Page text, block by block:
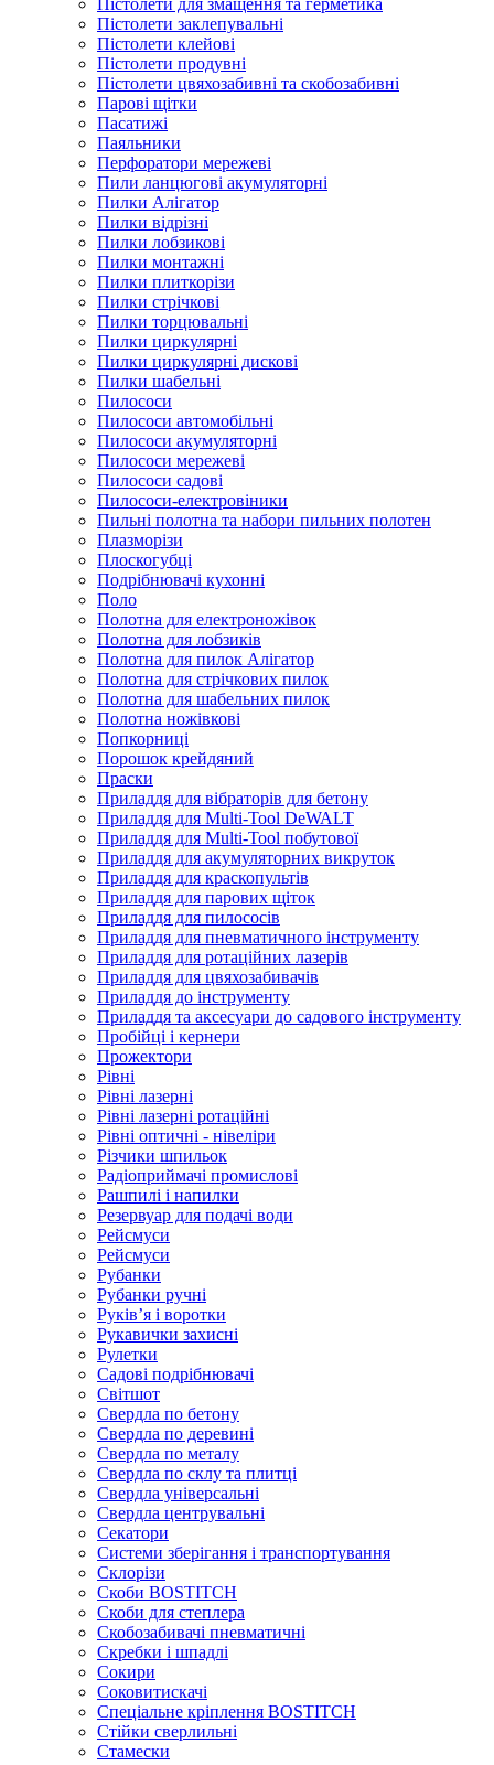
Пістолети для змащення та герметика
Пістолети заклепувальні
Пістолети клейові
Пістолети продувні
Пістолети цвяхозабивні та скобозабивні
Парові щітки
Пасатижі
Паяльники
Перфоратори мережеві
Пили ланцюгові акумуляторні
Пилки Алігатор
Пилки відрізні
Пилки лобзикові
Пилки монтажні
Пилки плиткорізи
Пилки стрічкові
Пилки торцювальні
Пилки циркулярні
Пилки циркулярні дискові
Пилки шабельні
Пилососи
Пилососи автомобільні
Пилососи акумуляторні
Пилососи мережеві
Пилососи садові
Пилососи-електровіники
Пильні полотна та набори пильних полотен
Плазморізи
Плоскогубці
Подрібнювачі кухонні
Поло
Полотна для електроножівок
Полотна для лобзиків
Полотна для пилок Алігатор
Полотна для стрічкових пилок
Полотна для шабельних пилок
Полотна ножівкові
Попкорниці
Порошок крейдяний
Праски
Приладдя для вібраторів для бетону
Приладдя для Multi-Tool DeWALT
Приладдя для Multi-Tool побутової
Приладдя для акумуляторних викруток
Приладдя для краскопультів
Приладдя для парових щіток
Приладдя для пилососів
Приладдя для пневматичного інструменту
Приладдя для ротаційних лазерів
Приладдя для цвяхозабивачів
Приладдя до інструменту
Приладдя та аксесуари до садового інструменту
Пробійці і кернери
Прожектори
Рівні
Рівні лазерні
Рівні лазерні ротаційні
Рівні оптичні - нівеліри
Різчики шпильок
Радіоприймачі промислові
Рашпилі і напилки
Резервуар для подачі води
Рейсмуси
Рейсмуси
Рубанки
Рубанки ручні
Руківʼя і воротки
Рукавички захисні
Рулетки
Садові подрібнювачі
Світшот
Свердла по бетону
Свердла по деревині
Свердла по металу
Свердла по склу та плитці
Свердла універсальні
Свердла центрувальні
Секатори
Системи зберігання і транспортування
Склорізи
Скоби BOSTITCH
Скоби для степлера
Скобозабивачі пневматичні
Скребки і шпадлі
Сокири
Соковитискачі
Спеціальне кріплення BOSTITCH
Стійки сверлильні
Стамески